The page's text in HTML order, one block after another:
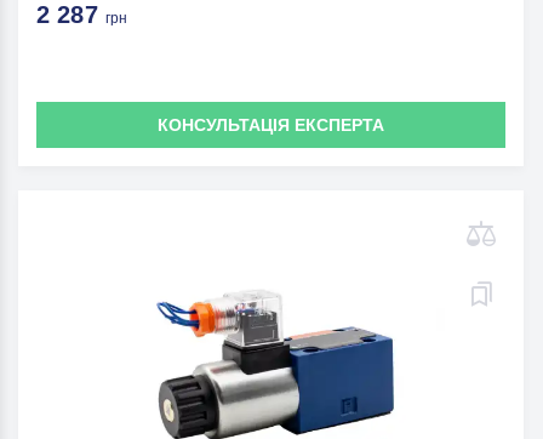
2 287 грн
КОНСУЛЬТАЦІЯ ЕКСПЕРТА